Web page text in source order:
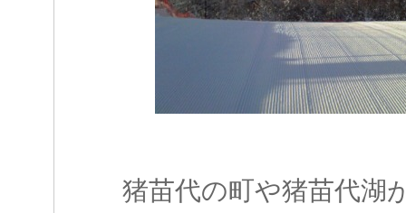
猪苗代の町や猪苗代湖